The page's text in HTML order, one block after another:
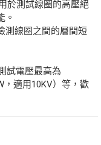
於測試線圈的高壓絕
。
測線圈之間的層間短
試電壓最高為
，適用10KV）等，歡